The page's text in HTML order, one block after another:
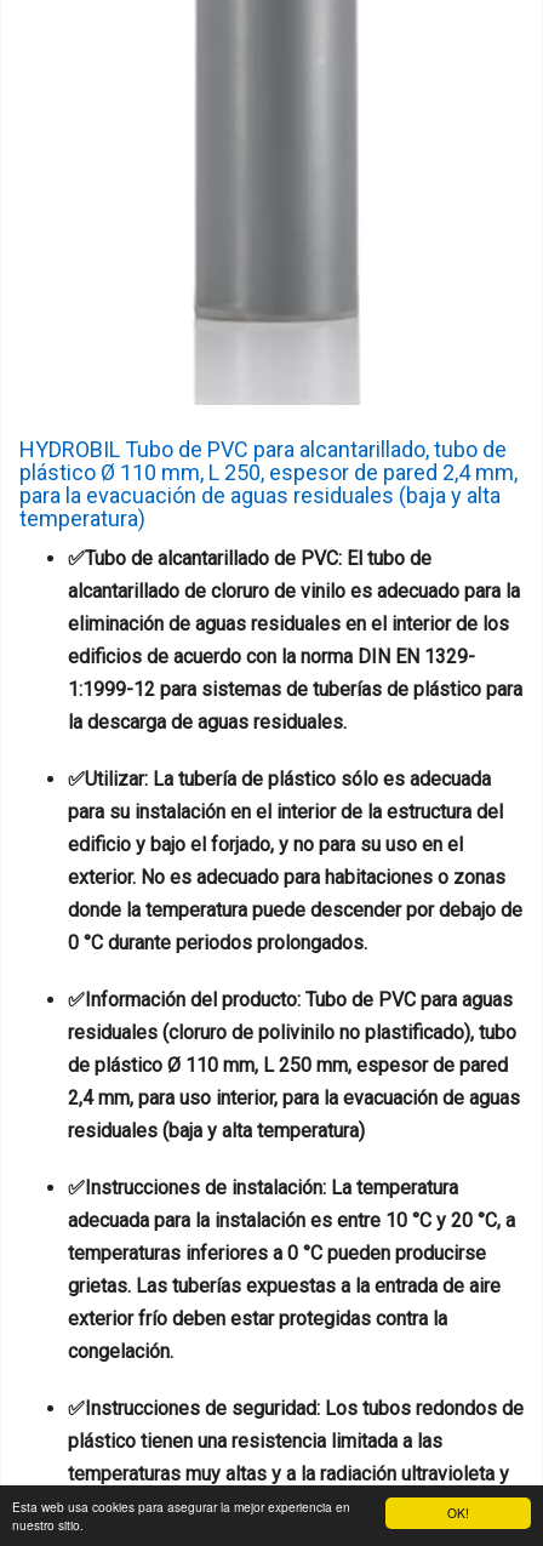
OK!
Esta web usa cookies para asegurar la mejor experiencia en
nuestro sitio.
HYDROBIL Tubo de PVC para alcantarillado, tubo de
plástico Ø 110 mm, L 250, espesor de pared 2,4 mm,
para la evacuación de aguas residuales (baja y alta
temperatura)
✅Tubo de alcantarillado de PVC: El tubo de
alcantarillado de cloruro de vinilo es adecuado para la
eliminación de aguas residuales en el interior de los
edificios de acuerdo con la norma DIN EN 1329-
1:1999-12 para sistemas de tuberías de plástico para
la descarga de aguas residuales.
✅Utilizar: La tubería de plástico sólo es adecuada
para su instalación en el interior de la estructura del
edificio y bajo el forjado, y no para su uso en el
exterior. No es adecuado para habitaciones o zonas
donde la temperatura puede descender por debajo de
0 °C durante periodos prolongados.
✅Información del producto: Tubo de PVC para aguas
residuales (cloruro de polivinilo no plastificado), tubo
de plástico Ø 110 mm, L 250 mm, espesor de pared
2,4 mm, para uso interior, para la evacuación de aguas
residuales (baja y alta temperatura)
✅Instrucciones de instalación: La temperatura
adecuada para la instalación es entre 10 °C y 20 °C, a
temperaturas inferiores a 0 °C pueden producirse
grietas. Las tuberías expuestas a la entrada de aire
exterior frío deben estar protegidas contra la
congelación.
✅Instrucciones de seguridad: Los tubos redondos de
plástico tienen una resistencia limitada a las
temperaturas muy altas y a la radiación ultravioleta y
deben protegerse de los efectos del calor. No se